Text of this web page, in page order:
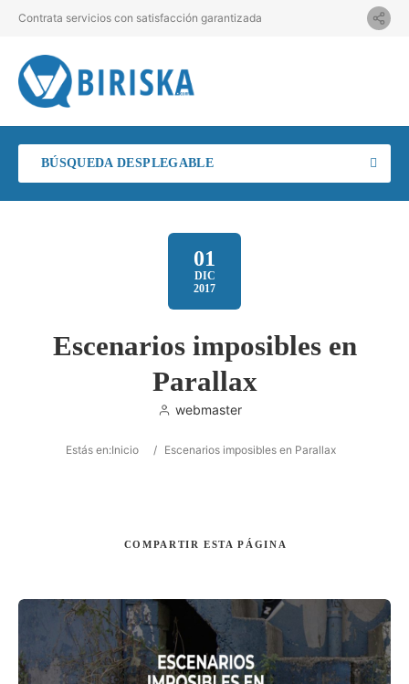
Contrata servicios con satisfacción garantizada
BÚSQUEDA DESPLEGABLE
01
DIC
2017
Escenarios imposibles en
Parallax
webmaster
Estás en:Inicio / Escenarios imposibles en Parallax
COMPARTIR ESTA PÁGINA